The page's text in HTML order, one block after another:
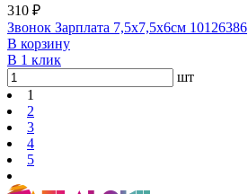
310 ₽
Звонок Зарплата 7,5х7,5х6см 10126386
В корзину
В 1 клик
шт
1
2
3
4
5